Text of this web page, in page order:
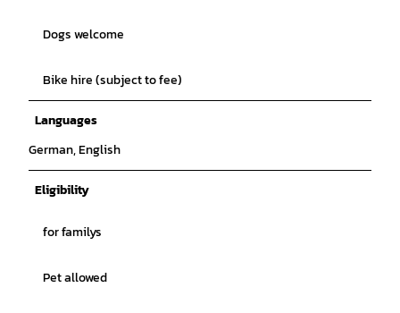
Dogs welcome
Bike hire (subject to fee)
Languages
German, English
Eligibility
for familys
Pet allowed